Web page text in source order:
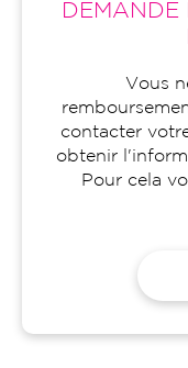
DEMANDE
Vous
contacter
obtenir
Pour cela